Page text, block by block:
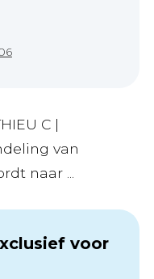
C |
van
naar ...
voor